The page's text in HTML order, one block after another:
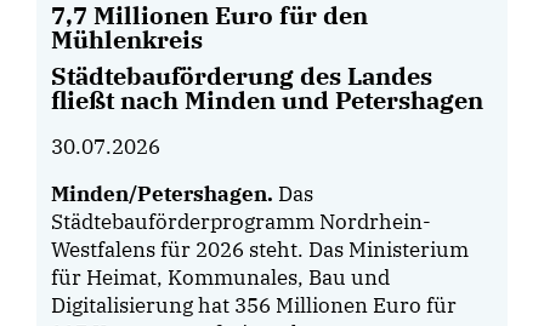
7,7 Millionen Euro für den
Mühlenkreis
Städtebauförderung des Landes
fließt nach Minden und Petershagen
30.07.2026
Minden/Petershagen. Das
Städtebauförderprogramm Nordrhein-
Westfalens für 2026 steht. Das Ministerium
für Heimat, Kommunales, Bau und
Digitalisierung hat 356 Millionen Euro für